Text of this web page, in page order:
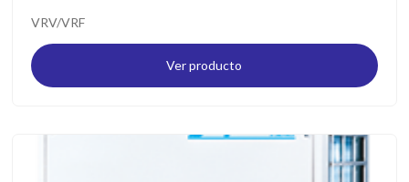
VRV/VRF
Ver producto